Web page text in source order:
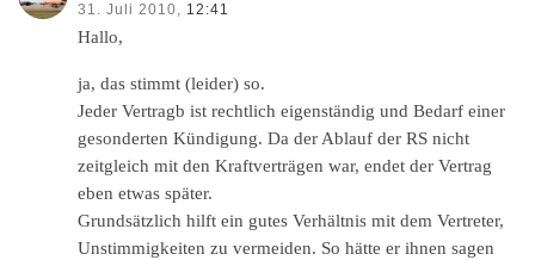
31. Juli 2010, 12:41
Hallo,
ja, das stimmt (leider) so.
Jeder Vertragb ist rechtlich eigenständig und Bedarf einer
gesonderten Kündigung. Da der Ablauf der RS nicht
zeitgleich mit den Kraftverträgen war, endet der Vertrag
eben etwas später.
Grundsätzlich hilft ein gutes Verhältnis mit dem Vertreter,
Unstimmigkeiten zu vermeiden. So hätte er ihnen sagen